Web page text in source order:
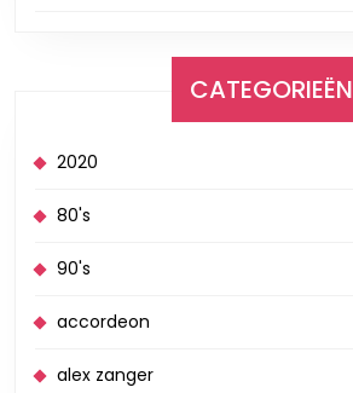
CATEGORIEËN
2020
80's
90's
accordeon
alex zanger